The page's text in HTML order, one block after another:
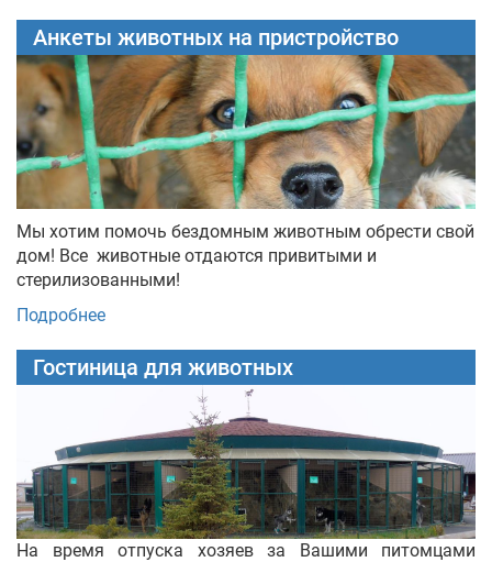
Анкеты животных на пристройство
Мы хотим помочь бездомным животным обрести свой
дом! Все животные отдаются привитыми и
стерилизованными!
Подробнее
Гостиница для животных
На время отпуска хозяев за Вашими питомцами